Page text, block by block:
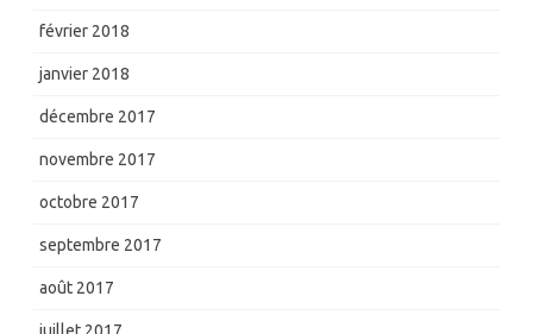
février 2018
janvier 2018
décembre 2017
novembre 2017
octobre 2017
septembre 2017
août 2017